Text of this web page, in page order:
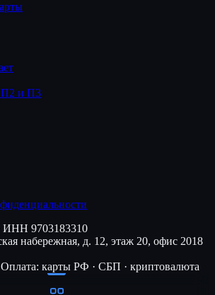
П2 и П3
ИНН 9703183310
набережная, д. 12, этаж 20, офис 2018
Оплата: карты РФ · СБП · криптовалюта